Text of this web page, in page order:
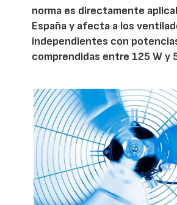
norma es directamente
España y afecta a los
independientes con
comprendidas entre 125 W y